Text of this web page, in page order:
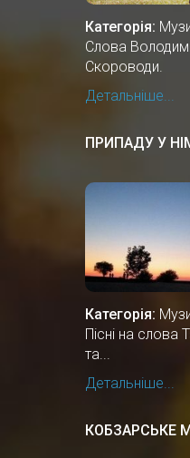
Категорія:
Слова
Скороводи.
Детальніше...
ПРИПАДУ У
Категорія:
Пісні на
та...
Детальніше...
КОБЗАРСЬКЕ